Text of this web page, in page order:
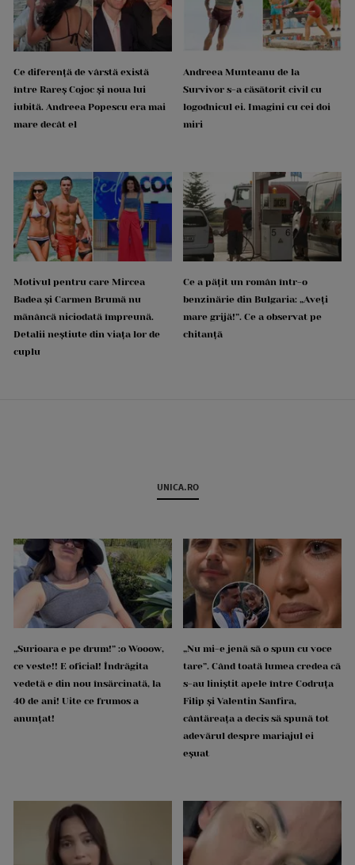
Ce diferență de vârstă există
între Rareș Cojoc și noua lui
iubită. Andreea Popescu era mai
mare decât el
Andreea Munteanu de la
Survivor s-a căsătorit civil cu
logodnicul ei. Imagini cu cei doi
miri
Motivul pentru care Mircea
Badea și Carmen Brumă nu
mănâncă niciodată împreună.
Detalii neștiute din viața lor de
cuplu
Ce a pățit un român într-o
benzinărie din Bulgaria: „Aveți
mare grijă!”. Ce a observat pe
chitanță
UNICA.RO
„Surioara e pe drum!” :o Wooow,
ce veste!! E oficial! Îndrăgita
vedetă e din nou însărcinată, la
40 de ani! Uite ce frumos a
anunțat!
„Nu mi-e jenă să o spun cu voce
tare”. Când toată lumea credea că
s-au liniștit apele între Codruța
Filip și Valentin Sanfira,
cântăreața a decis să spună tot
adevărul despre mariajul ei
eșuat